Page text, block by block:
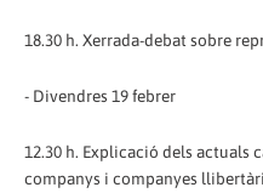
18.30 h. Xerrada-debat sobre
- Divendres 19 febrer
12.30 h. Explicació dels actuals
companys i companyes